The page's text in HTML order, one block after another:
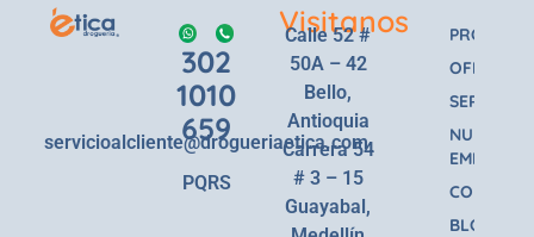
302
1010
659
servicioalcliente@drogueriaetica.com
PQRS
Visitanos
Calle 52 #
50A – 42
Bello,
Antioquia
Carrera 54
# 3 – 15
Guayabal,
OFERTAS
SERVICIOS
NUESTRA
EMPRESA
BLOG